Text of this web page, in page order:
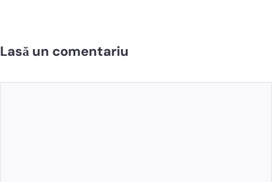
Lasă un comentariu